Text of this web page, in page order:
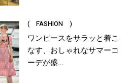
( FASHION )
ワンピースをサラッと着こ
なす、おしゃれなサマーコ
ーデが盛...